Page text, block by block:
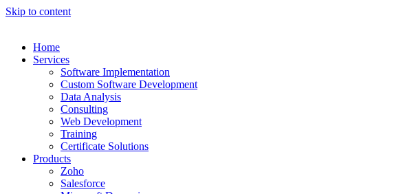
Skip to content
Home
Services
Software Implementation
Custom Software Development
Data Analysis
Consulting
Web Development
Training
Certificate Solutions
Products
Zoho
Salesforce